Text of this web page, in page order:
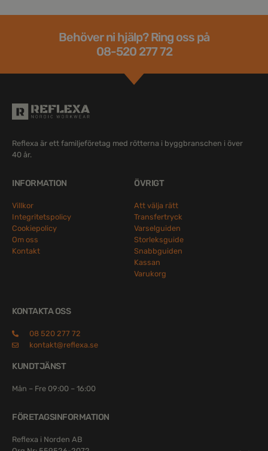
Behöver ni hjälp? Ring oss på
08-520 277 72
Reflexa är ett familjeföretag med rötterna i byggbranschen i över
40 år.
INFORMATION
Villkor
Integritetspolicy
Cookiepolicy
Om oss
Kontakt
ÖVRIGT
Att välja rätt
Transfertryck
Varselguiden
Storleksguide
Snabbguiden
Kassan
Varukorg
KONTAKTA OSS
08 520 277 72
kontakt@reflexa.se
KUNDTJÄNST
Mån – Fre 09:00 – 16:00
FÖRETAGSINFORMATION
Reflexa i Norden AB